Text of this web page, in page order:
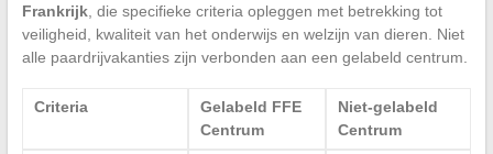
Frankrijk, die specifieke criteria opleggen met betrekking tot
veiligheid, kwaliteit van het onderwijs en welzijn van dieren. Niet
alle paardrijvakanties zijn verbonden aan een gelabeld centrum.
Criteria
Gelabeld FFE
Centrum
Niet-gelabeld
Centrum